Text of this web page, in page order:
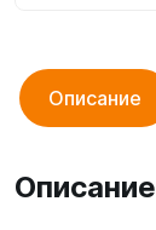
Описание
Описание